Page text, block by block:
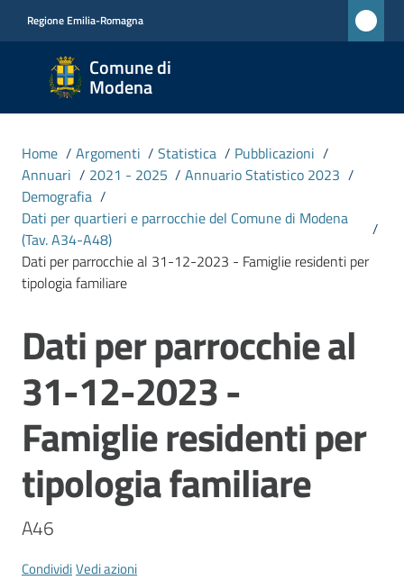
Regione Emilia-Romagna
Comune di
Modena
Comune
di
Modena
CIVICA
MONET
Amministrazione
Servizi
Vivere
Modena
Argomenti
Menu selezionato
Home / Argomenti / Statistica / Pubblicazioni /
Annuari / 2021 - 2025 / Annuario Statistico 2023 /
Demografia /
Dati per quartieri e parrocchie del Comune di Modena
(Tav. A34-A48)
/
Dati per parrocchie al 31-12-2023 - Famiglie residenti per
tipologia familiare
Salta al contenuto
Dati per parrocchie al
31-12-2023 -
Famiglie residenti per
tipologia familiare
A46
CondividiVedi azioni